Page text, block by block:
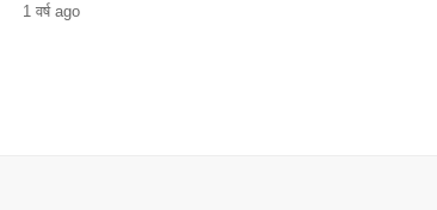
1 वर्ष ago